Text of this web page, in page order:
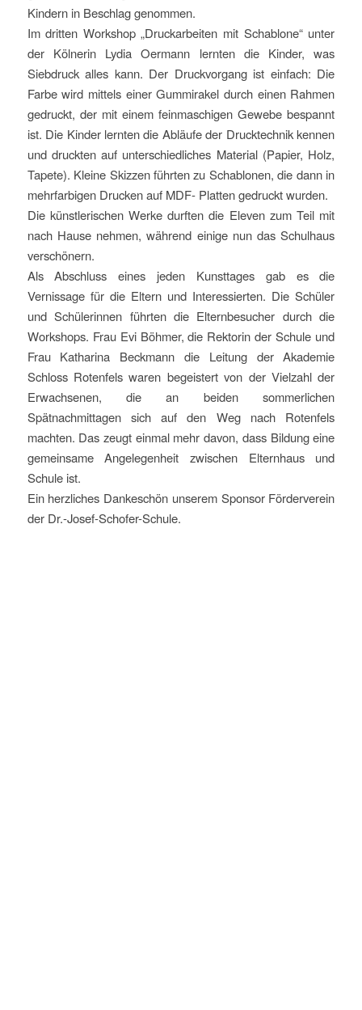
Kindern in Beschlag genommen.
Im dritten Workshop „Druckarbeiten mit Schablone“ unter
der Kölnerin Lydia Oermann lernten die Kinder, was
Siebdruck alles kann. Der Druckvorgang ist einfach: Die
Farbe wird mittels einer Gummirakel durch einen Rahmen
gedruckt, der mit einem feinmaschigen Gewebe bespannt
ist. Die Kinder lernten die Abläufe der Drucktechnik kennen
und druckten auf unterschiedliches Material (Papier, Holz,
Tapete). Kleine Skizzen führten zu Schablonen, die dann in
mehrfarbigen Drucken auf MDF- Platten gedruckt wurden.
Die künstlerischen Werke durften die Eleven zum Teil mit
nach Hause nehmen, während einige nun das Schulhaus
verschönern.
Als Abschluss eines jeden Kunsttages gab es die
Vernissage für die Eltern und Interessierten. Die Schüler
und Schülerinnen führten die Elternbesucher durch die
Workshops. Frau Evi Böhmer, die Rektorin der Schule und
Frau Katharina Beckmann die Leitung der Akademie
Schloss Rotenfels waren begeistert von der Vielzahl der
Erwachsenen, die an beiden sommerlichen
Spätnachmittagen sich auf den Weg nach Rotenfels
machten. Das zeugt einmal mehr davon, dass Bildung eine
gemeinsame Angelegenheit zwischen Elternhaus und
Schule ist.
Ein herzliches Dankeschön unserem Sponsor Förderverein
der Dr.-Josef-Schofer-Schule.